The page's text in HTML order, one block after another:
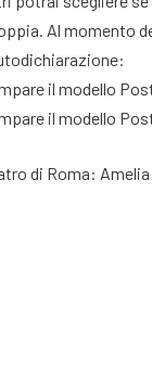
Al momento
il modello
il modello
di Roma: Amelia